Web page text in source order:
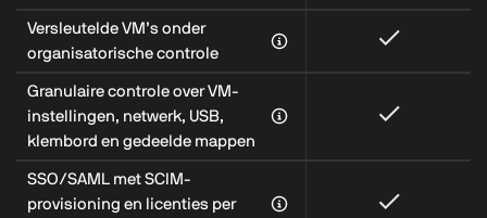
Versleutelde VM’s onder
organisatorische controle
Granulaire controle over VM-
instellingen, netwerk, USB,
klembord en gedeelde mappen
SSO/SAML met SCIM-
provisioning en licenties per